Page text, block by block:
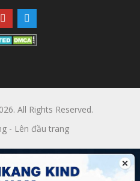
All Rights Reserved.
- Lên đầu trang